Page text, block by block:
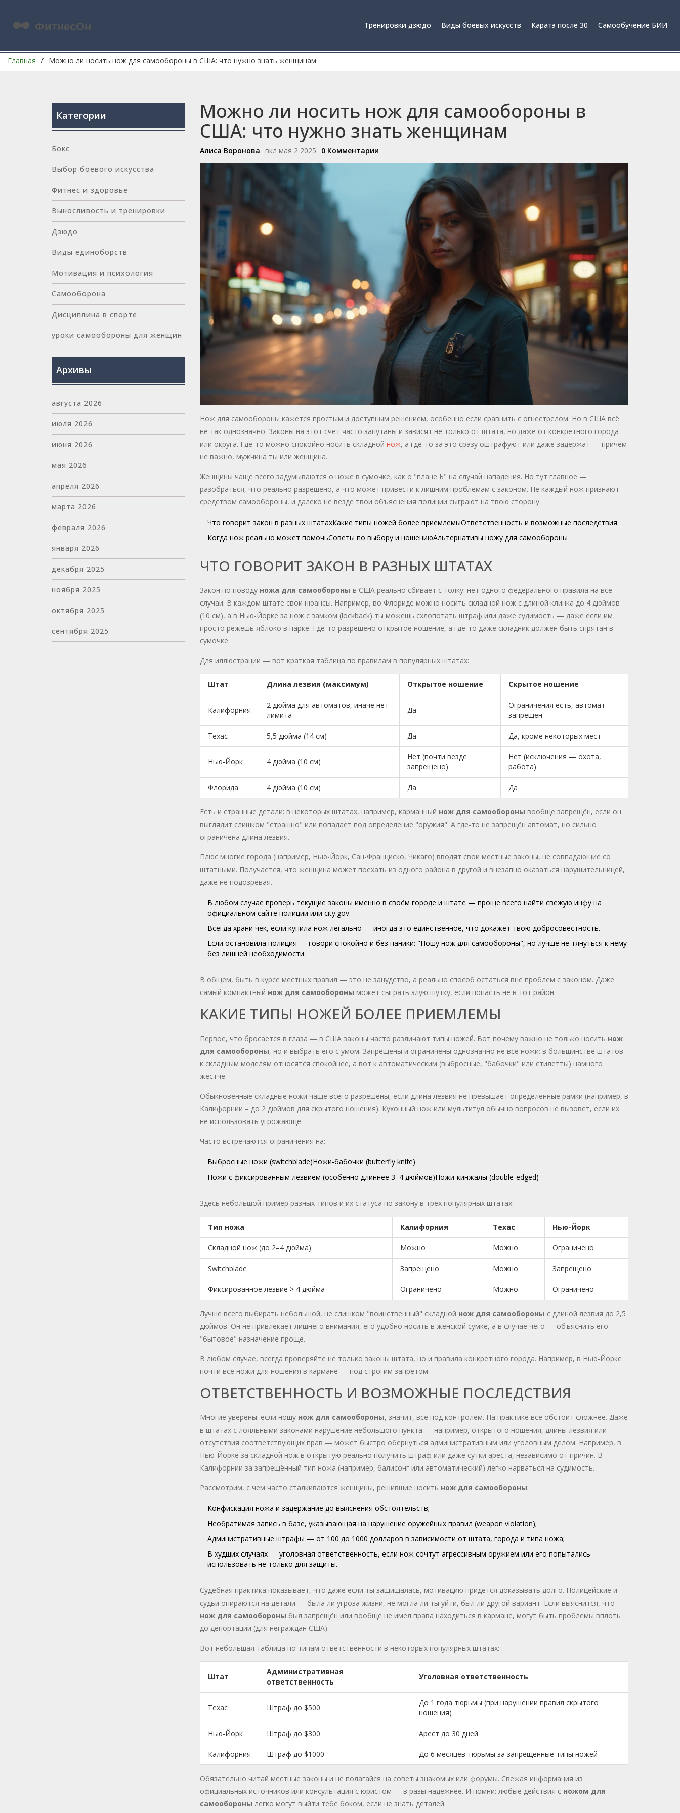
Тренировки дзюдо Виды боевых искусств Каратэ после 30 Самообучение БИИ
Главная Можно ли носить нож для самообороны в США: что нужно знать женщинам
Можно ли носить нож для самообороны в
США: что нужно знать женщинам
Алиса Воронова вкл мая 2 2025 0 Комментарии
Нож для самообороны кажется простым и доступным решением, особенно если сравнить с огнестрелом. Но в США всё
не так однозначно. Законы на этот счёт часто запутаны и зависят не только от штата, но даже от конкретного города
или округа. Где-то можно спокойно носить складной нож, а где-то за это сразу оштрафуют или даже задержат — причём
не важно, мужчина ты или женщина.
Женщины чаще всего задумываются о ноже в сумочке, как о "плане Б" на случай нападения. Но тут главное —
разобраться, что реально разрешено, а что может привести к лишним проблемам с законом. Не каждый нож признают
средством самообороны, и далеко не везде твои объяснения полиции сыграют на твою сторону.
Что говорит закон в разных штатахКакие типы ножей более приемлемыОтветственность и возможные последствия
Когда нож реально может помочьСоветы по выбору и ношениюАльтернативы ножу для самообороны
ЧТО ГОВОРИТ ЗАКОН В РАЗНЫХ ШТАТАХ
Закон по поводу ножа для самообороны в США реально сбивает с толку: нет одного федерального правила на все
случаи. В каждом штате свои нюансы. Например, во Флориде можно носить складной нож с длиной клинка до 4 дюймов
(10 см), а в Нью-Йорке за нож с замком (lockback) ты можешь схлопотать штраф или даже судимость — даже если им
просто режешь яблоко в парке. Где-то разрешено открытое ношение, а где-то даже складник должен быть спрятан в
сумочке.
Для иллюстрации — вот краткая таблица по правилам в популярных штатах:
Штат Длина лезвия (максимум) Открытое ношение Скрытое ношение
Калифорния
2 дюйма для автоматов, иначе нет
лимита
Да
Ограничения есть, автомат
запрещён
Техас 5,5 дюйма (14 см) Да Да, кроме некоторых мест
Нью-Йорк 4 дюйма (10 см)
Нет (почти везде
запрещено)
Нет (исключения — охота,
работа)
Флорида 4 дюйма (10 см) Да Да
Есть и странные детали: в некоторых штатах, например, карманный нож для самообороны вообще запрещён, если он
выглядит слишком "страшно" или попадает под определение "оружия". А где-то не запрещён автомат, но сильно
ограничена длина лезвия.
Плюс многие города (например, Нью-Йорк, Сан-Франциско, Чикаго) вводят свои местные законы, не совпадающие со
штатными. Получается, что женщина может поехать из одного района в другой и внезапно оказаться нарушительницей,
даже не подозревая.
В любом случае проверь текущие законы именно в своём городе и штате — проще всего найти свежую инфу на
официальном сайте полиции или city.gov.
Всегда храни чек, если купила нож легально — иногда это единственное, что докажет твою добросовестность.
Если остановила полиция — говори спокойно и без паники: "Ношу нож для самообороны", но лучше не тянуться к нему
без лишней необходимости.
В общем, быть в курсе местных правил — это не занудство, а реально способ остаться вне проблем с законом. Даже
самый компактный нож для самообороны может сыграть злую шутку, если попасть не в тот район.
КАКИЕ ТИПЫ НОЖЕЙ БОЛЕЕ ПРИЕМЛЕМЫ
Первое, что бросается в глаза — в США законы часто различают типы ножей. Вот почему важно не только носить нож
для самообороны, но и выбрать его с умом. Запрещены и ограничены однозначно не все ножи: в большинстве штатов
к складным моделям относятся спокойнее, а вот к автоматическим (выбросные, "бабочки" или стилетты) намного
жёстче.
Обыкновенные складные ножи чаще всего разрешены, если длина лезвия не превышает определённые рамки (например, в
Калифорнии – до 2 дюймов для скрытого ношения). Кухонный нож или мультитул обычно вопросов не вызовет, если их
не использовать угрожающе.
Часто встречаются ограничения на:
Выбросные ножи (switchblade)Ножи-бабочки (butterfly knife)
Ножи с фиксированным лезвием (особенно длиннее 3–4 дюймов)Ножи-кинжалы (double-edged)
Здесь небольшой пример разных типов и их статуса по закону в трёх популярных штатах:
Тип ножа Калифорния Техас Нью-Йорк
Складной нож (до 2–4 дюйма) Можно Можно Ограничено
Switchblade Запрещено Можно Запрещено
Фиксированное лезвие > 4 дюйма Ограничено Можно Ограничено
Лучше всего выбирать небольшой, не слишком "воинственный" складной нож для самообороны с длиной лезвия до 2,5
дюймов. Он не привлекает лишнего внимания, его удобно носить в женской сумке, а в случае чего — объяснить его
"бытовое" назначение проще.
В любом случае, всегда проверяйте не только законы штата, но и правила конкретного города. Например, в Нью-Йорке
почти все ножи для ношения в кармане — под строгим запретом.
ОТВЕТСТВЕННОСТЬ И ВОЗМОЖНЫЕ ПОСЛЕДСТВИЯ
Многие уверены: если ношу нож для самообороны, значит, всё под контролем. На практике всё обстоит сложнее. Даже
в штатах с лояльными законами нарушение небольшого пункта — например, открытого ношения, длины лезвия или
отсутствия соответствующих прав — может быстро обернуться административным или уголовным делом. Например, в
Нью-Йорке за складной нож в открытую реально получить штраф или даже сутки ареста, независимо от причин. В
Калифорнии за запрещённый тип ножа (например, балисонг или автоматический) легко нарваться на судимость.
Рассмотрим, с чем часто сталкиваются женщины, решившие носить нож для самообороны:
Конфискация ножа и задержание до выяснения обстоятельств;
Необратимая запись в базе, указывающая на нарушение оружейных правил (weapon violation);
Административные штрафы — от 100 до 1000 долларов в зависимости от штата, города и типа ножа;
В худших случаях — уголовная ответственность, если нож сочтут агрессивным оружием или его попытались
использовать не только для защиты.
Судебная практика показывает, что даже если ты защищалась, мотивацию придётся доказывать долго. Полицейские и
судьи опираются на детали — была ли угроза жизни, не могла ли ты уйти, был ли другой вариант. Если выяснится, что
нож для самообороны был запрещён или вообще не имел права находиться в кармане, могут быть проблемы вплоть
до депортации (для неграждан США).
Вот небольшая таблица по типам ответственности в некоторых популярных штатах:
Штат
Административная
ответственность
Уголовная ответственность
Техас Штраф до $500
До 1 года тюрьмы (при нарушении правил скрытого
ношения)
Нью-Йорк Штраф до $300 Арест до 30 дней
Калифорния Штраф до $1000 До 6 месяцев тюрьмы за запрещённые типы ножей
Обязательно читай местные законы и не полагайся на советы знакомых или форумы. Свежая информация из
официальных источников или консультация с юристом — в разы надёжнее. И помни: любые действия с ножом для
самообороны легко могут выйти тебе боком, если не знать деталей.
Категории
Бокс
Выбор боевого искусства
Фитнес и здоровье
Выносливость и тренировки
Дзюдо
Виды единоборств
Мотивация и психология
Самооборона
Дисциплина в спорте
уроки самообороны для женщин
Архивы
августа 2026
июля 2026
июня 2026
мая 2026
апреля 2026
марта 2026
февраля 2026
января 2026
декабря 2025
ноября 2025
октября 2025
сентября 2025